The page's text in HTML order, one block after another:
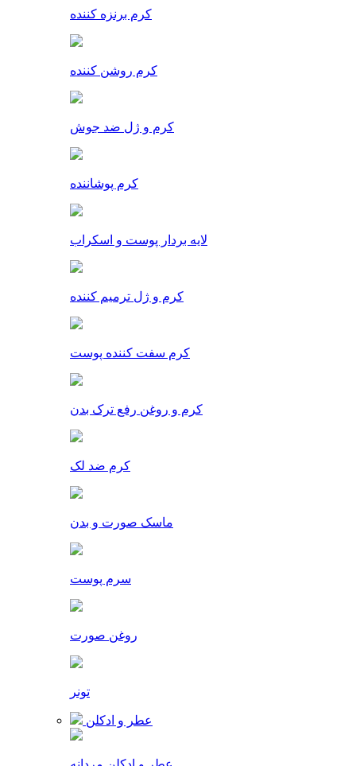
کرم برنزه کننده
کرم روشن کننده
کرم و ژل ضد جوش
کرم پوشاننده
لایه بردار پوست و اسکراب
کرم و ژل ترمیم کننده
کرم سفت کننده پوست
کرم و روغن رفع ترک بدن
کرم ضد لک
ماسک صورت و بدن
سرم پوست
روغن صورت
تونر
عطر و ادکلن